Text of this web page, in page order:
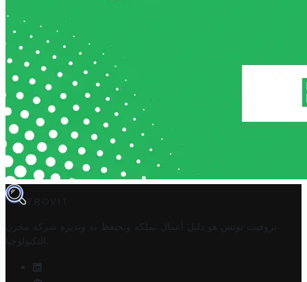
TROVIT
تروفيت تونس هو دليل أعمال تملكه وتحتفظ به وتديره
شركة مخزن
التكنولوجيا